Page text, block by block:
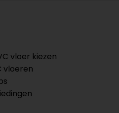
vloer kiezen
vloeren